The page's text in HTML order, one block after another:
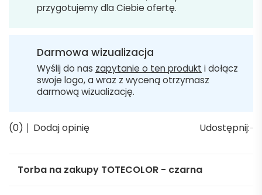
przygotujemy dla Ciebie ofertę.
Darmowa wizualizacja
Wyślij do nas zapytanie o ten produkt i dołącz
swoje logo, a wraz z wyceną otrzymasz
darmową wizualizację.
(0) Dodaj opinię Udostępnij:
Torba na zakupy TOTECOLOR - czarna